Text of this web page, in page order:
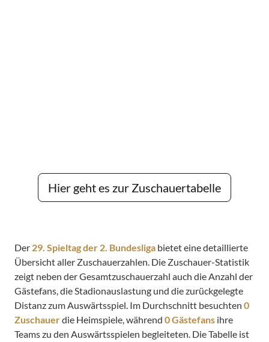
Hier geht es zur Zuschauertabelle
Der 29. Spieltag der 2. Bundesliga bietet eine detaillierte
Übersicht aller Zuschauerzahlen. Die Zuschauer-Statistik
zeigt neben der Gesamtzuschauerzahl auch die Anzahl der
Gästefans, die Stadionauslastung und die zurückgelegte
Distanz zum Auswärtsspiel. Im Durchschnitt besuchten 0
Zuschauerdie Heimspiele, während 0 Gästefans ihre
Teams zu den Auswärtsspielen begleiteten. Die Tabelle ist